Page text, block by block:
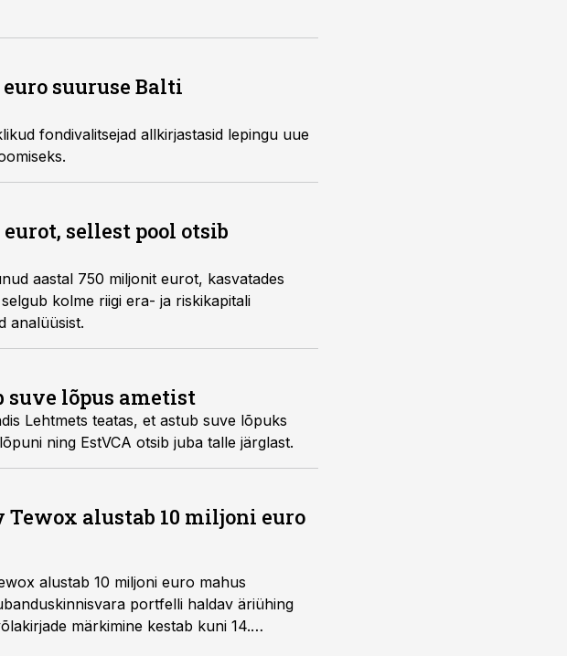
suuruse Balti
fondivalitsejad allkirjastasid lepingu uue
sellest pool otsib
aastal 750 miljonit eurot, kasvatades
kolme riigi era- ja riskikapitali
analüüsist.
lõpus ametist
Lehtmets teatas, et astub suve lõpuks
ning EstVCA otsib juba talle järglast.
alustab 10 miljoni euro
alustab 10 miljoni euro mahus
portfelli haldav äriühing
märkimine kestab kuni 14.